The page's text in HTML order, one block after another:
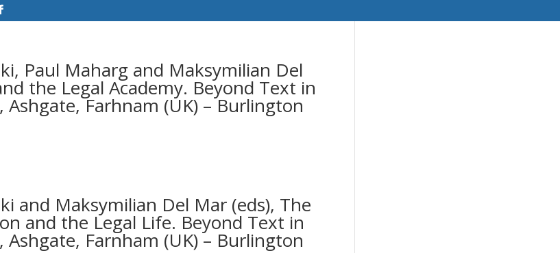
Paul Maharg and Maksymilian Del
the Legal Academy. Beyond Text in
Ashgate, Farhnam (UK) – Burlington
and Maksymilian Del Mar (eds), The
and the Legal Life. Beyond Text in
Ashgate, Farnham (UK) – Burlington